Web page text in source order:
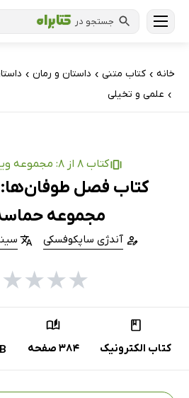
جستجو در
خانه › کتاب‌ متنی › داستان و رمان ›
› علمی و تخیلی
کتاب 8 از 8: مجموعه ویچر نشر آذرباد
کتاب فصل
مجموعه
آندژی ساپکوفسکی
★
★
★
★
کتاب الکترونیک 384 صفحه